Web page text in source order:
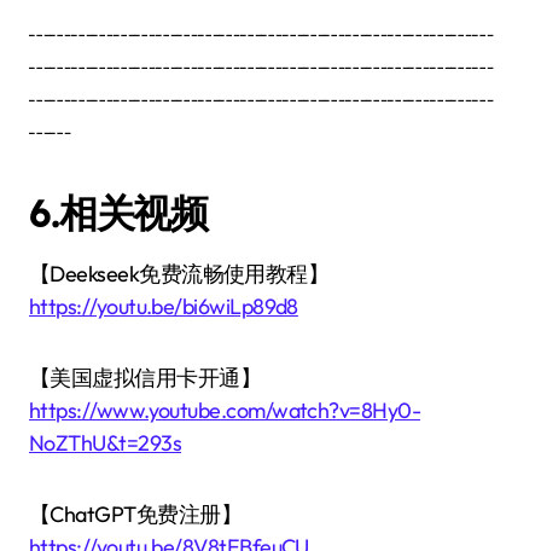
┅┅┅┅┅┅┅┅┅┅┅┅┅┅┅┅┅┅┅┅┅┅
┅┅┅┅┅┅┅┅┅┅┅┅┅┅┅┅┅┅┅┅┅┅
┅┅┅┅┅┅┅┅┅┅┅┅┅┅┅┅┅┅┅┅┅┅
┅┅
6.相关视频
【Deekseek免费流畅使用教程】
https://youtu.be/bi6wiLp89d8
【美国虚拟信用卡开通】
https://www.youtube.com/watch?v=8Hy0-
NoZThU&t=293s
【ChatGPT免费注册】